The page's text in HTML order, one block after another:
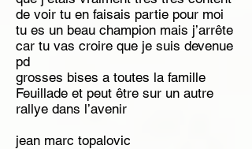
de voir tu en faisais partie pour moi
tu es un beau champion mais j’arrête
car tu vas croire que je suis devenue
pd
grosses bises a toutes la famille
Feuillade et peut être sur un autre
rallye dans l’avenir
jean marc topalovic